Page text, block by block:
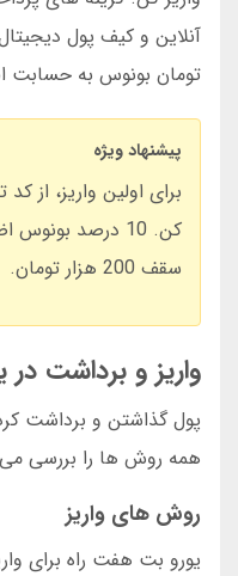
تومان بونوس به حسابت
پیشنهاد ویژه
کن. 10 درصد
سقف 200 هزار تومان.
واریز و برداشت در
پول گذاشتن و برداشت
همه روش ها را بررسی
روش های واریز
یورو بت هفت راه برای